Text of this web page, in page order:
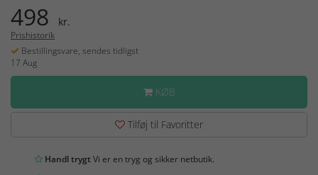
498 kr.
Prishistorik
Bestillingsvare, sendes tidligst
17 Aug
KØB
Tilføj til Favoritter
Handl trygtVi er en tryg og sikker netbutik.